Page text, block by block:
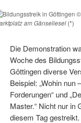
am Gänseliesel (*)
Die Demonstration
Woche des
Göttingen diverse
Beispiel: „Wohin
Forderungen“ und
Master.“ Nicht nur in
diesem Tag gestreikt.